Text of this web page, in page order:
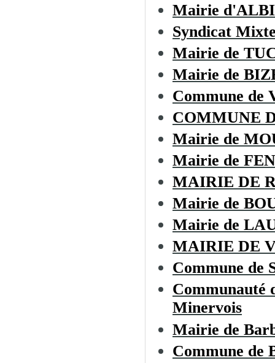
Mairie
Syndicat
Mairie de
Mairie de
Commune
COMMUNE
Mairie de
Mairie de
MAIRIE DE
Mairie de
Mairie de
MAIRIE DE
Commune de
Communauté
Minervois
Mairie de
Commune de